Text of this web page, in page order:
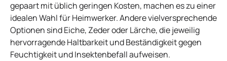
gepaart mit üblich geringen Kosten, machen es zu einer
idealen Wahl für Heimwerker. Andere vielversprechende
Optionen sind Eiche, Zeder oder Lärche, die jeweilig
hervorragende Haltbarkeit und Beständigkeit gegen
Feuchtigkeit und Insektenbefall aufweisen.